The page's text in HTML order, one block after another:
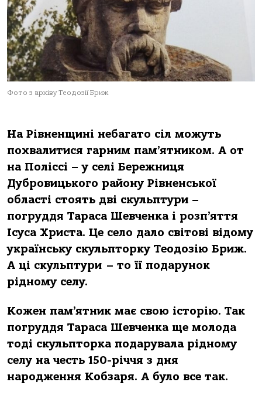
Фото з архіву Теодозії Бриж
На Рівненщині небагато сіл можуть
похвалитися гарним пам’ятником. А от
на Поліссі – у селі Бережниця
Дубровицького району Рівненської
області стоять дві скульптури –
погруддя Тараса Шевченка і розп’яття
Ісуса Христа. Це село дало світові відому
українську скульпторку Теодозію Бриж.
А ці скульптури – то її подарунок
рідному селу.
Кожен пам’ятник має свою історію. Так
погруддя Тараса Шевченка ще молода
тоді скульпторка подарувала рідному
селу на честь 150-річчя з дня
народження Кобзаря. А було все так.